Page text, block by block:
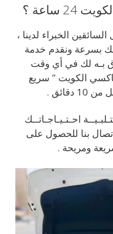
ساعة ؟
الخبراء لدينا ،
بسرعة ونقدم خدمة
بـه لك في أي وقت
الكويت ” سريع
.
احـتـيـاجـاتــك
بنا للحصول على
ومريحة .